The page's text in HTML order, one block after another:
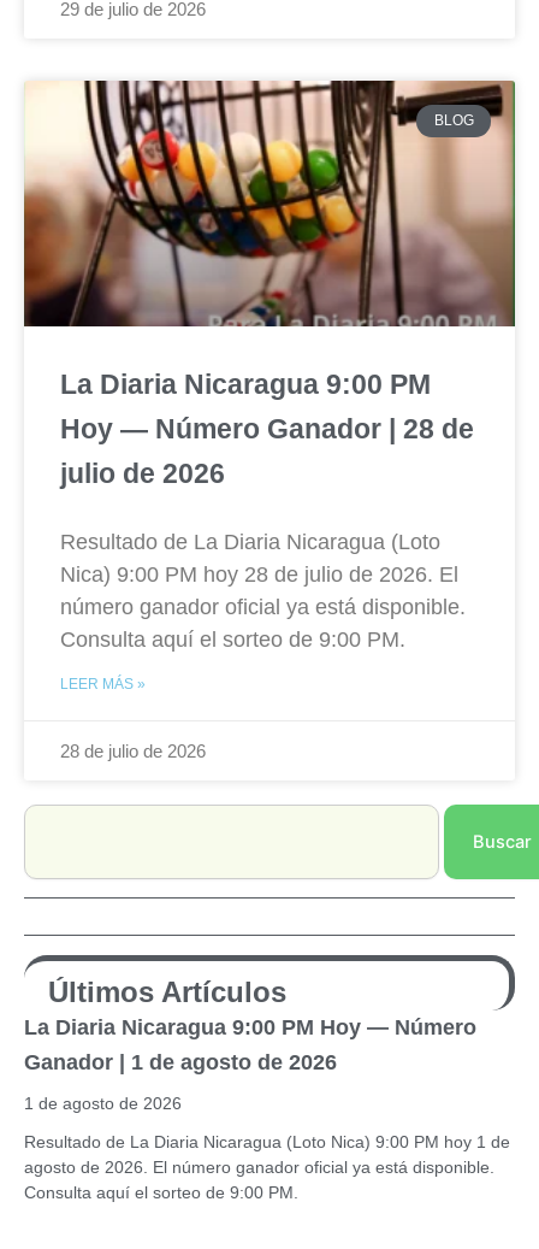
29 de julio de 2026
BLOG
La Diaria Nicaragua 9:00 PM
Hoy — Número Ganador | 28 de
julio de 2026
Resultado de La Diaria Nicaragua (Loto
Nica) 9:00 PM hoy 28 de julio de 2026. El
número ganador oficial ya está disponible.
Consulta aquí el sorteo de 9:00 PM.
LEER MÁS »
28 de julio de 2026
Search
Buscar
Últimos Artículos
La Diaria Nicaragua 9:00 PM Hoy — Número
Ganador | 1 de agosto de 2026
1 de agosto de 2026
Resultado de La Diaria Nicaragua (Loto Nica) 9:00 PM hoy 1 de
agosto de 2026. El número ganador oficial ya está disponible.
Consulta aquí el sorteo de 9:00 PM.